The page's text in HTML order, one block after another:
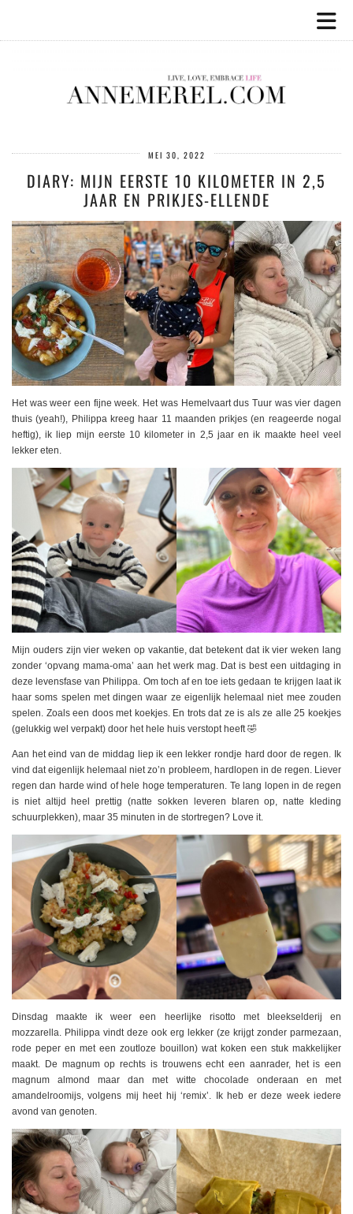
MEI 30, 2022
DIARY: MIJN EERSTE 10 KILOMETER IN 2,5
JAAR EN PRIKJES-ELLENDE
Het was weer een fijne week. Het was Hemelvaart dus Tuur was vier dagen
thuis (yeah!), Philippa kreeg haar 11 maanden prikjes (en reageerde nogal
heftig), ik liep mijn eerste 10 kilometer in 2,5 jaar en ik maakte heel veel
lekker eten.
Mijn ouders zijn vier weken op vakantie, dat betekent dat ik vier weken lang
zonder ‘opvang mama-oma’ aan het werk mag. Dat is best een uitdaging in
deze levensfase van Philippa. Om toch af en toe iets gedaan te krijgen laat ik
haar soms spelen met dingen waar ze eigenlijk helemaal niet mee zouden
spelen. Zoals een doos met koekjes. En trots dat ze is als ze alle 25 koekjes
(gelukkig wel verpakt) door het hele huis verstopt heeft 🤣
Aan het eind van de middag liep ik een lekker rondje hard door de regen. Ik
vind dat eigenlijk helemaal niet zo’n probleem, hardlopen in de regen. Liever
regen dan harde wind of hele hoge temperaturen. Te lang lopen in de regen
is niet altijd heel prettig (natte sokken leveren blaren op, natte kleding
schuurplekken), maar 35 minuten in de stortregen? Love it.
Dinsdag maakte ik weer een heerlijke risotto met bleekselderij en
mozzarella. Philippa vindt deze ook erg lekker (ze krijgt zonder parmezaan,
rode peper en met een zoutloze bouillon) wat koken een stuk makkelijker
maakt. De magnum op rechts is trouwens echt een aanrader, het is een
magnum almond maar dan met witte chocolade onderaan en met
amandelroomijs, volgens mij heet hij ‘remix’. Ik heb er deze week iedere
avond van genoten.